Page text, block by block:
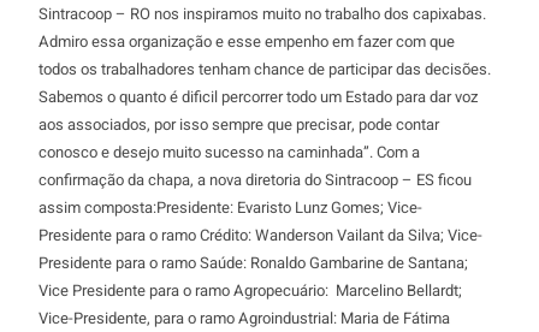
Sintracoop – RO nos inspiramos muito no trabalho dos capixabas.
Admiro essa organização e esse empenho em fazer com que
todos os trabalhadores tenham chance de participar das decisões.
Sabemos o quanto é dificil percorrer todo um Estado para dar voz
aos associados, por isso sempre que precisar, pode contar
conosco e desejo muito sucesso na caminhada”. Com a
confirmação da chapa, a nova diretoria do Sintracoop – ES ficou
assim composta:Presidente: Evaristo Lunz Gomes; Vice-
Presidente para o ramo Crédito: Wanderson Vailant da Silva; Vice-
Presidente para o ramo Saúde: Ronaldo Gambarine de Santana;
Vice Presidente para o ramo Agropecuário: Marcelino Bellardt;
Vice-Presidente, para o ramo Agroindustrial: Maria de Fátima